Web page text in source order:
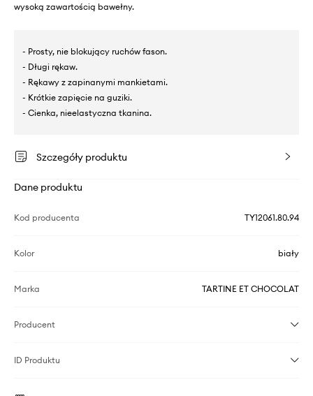
wysoką zawartością bawełny.
- Prosty, nie blokujący ruchów fason.
- Długi rękaw.
- Rękawy z zapinanymi mankietami.
- Krótkie zapięcie na guziki.
- Cienka, nieelastyczna tkanina.
Szczegóły produktu
Dane produktu
Kod producenta TY12061.80.94
Kolor biały
Marka TARTINE ET CHOCOLAT
Producent
ID Produktu